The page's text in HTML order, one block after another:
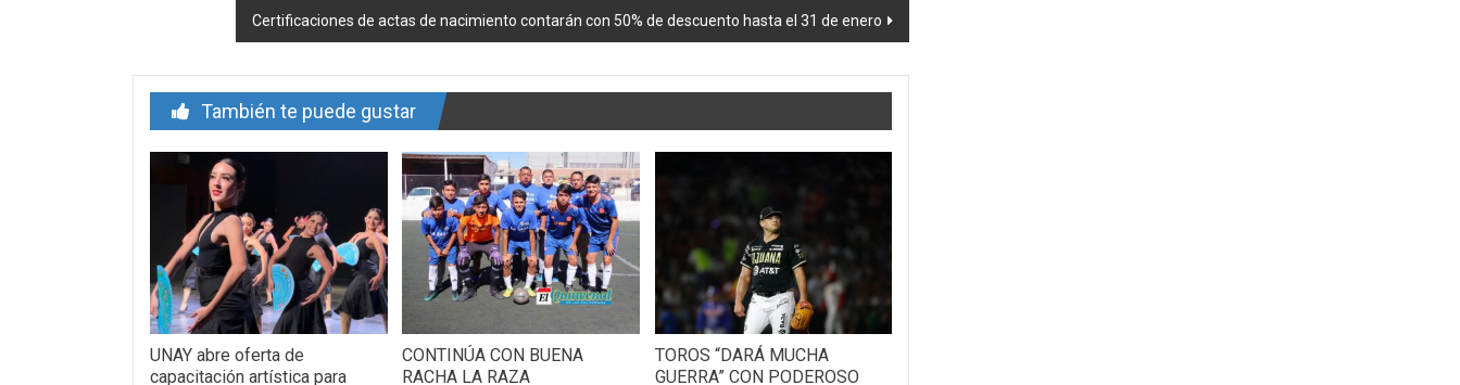
Certificaciones de actas de nacimiento contarán con 50% de descuento hasta el 31 de enero
También te puede gustar
UNAY abre oferta de
capacitación artística para
CONTINÚA CON BUENA
RACHA LA RAZA
TOROS “DARÁ MUCHA
GUERRA” CON PODEROSO